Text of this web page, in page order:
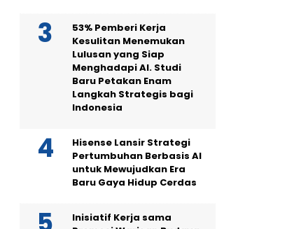
53% Pemberi Kerja
Kesulitan Menemukan
Lulusan yang Siap
Menghadapi AI. Studi
Baru Petakan Enam
Langkah Strategis bagi
Indonesia
Hisense Lansir Strategi
Pertumbuhan Berbasis AI
untuk Mewujudkan Era
Baru Gaya Hidup Cerdas
Inisiatif Kerja sama